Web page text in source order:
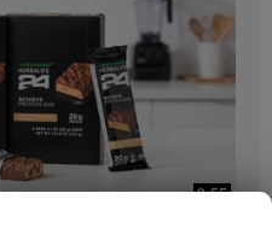
0:55